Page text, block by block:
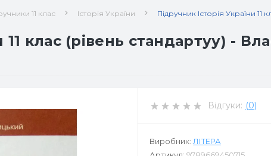
11 клас Історія України Підручник Історія України
11 клас (рівень стандартуу) -
Відгуки: (0)
Виробник: ЛІТЕРА